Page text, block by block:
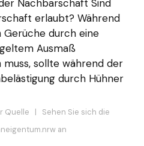
Nachbarschaft Sind
erlaubt? Während
Gerüche durch eine
Ausmaß
sollte während der
durch Hühner
Quelle | Sehen Sie sich die
an